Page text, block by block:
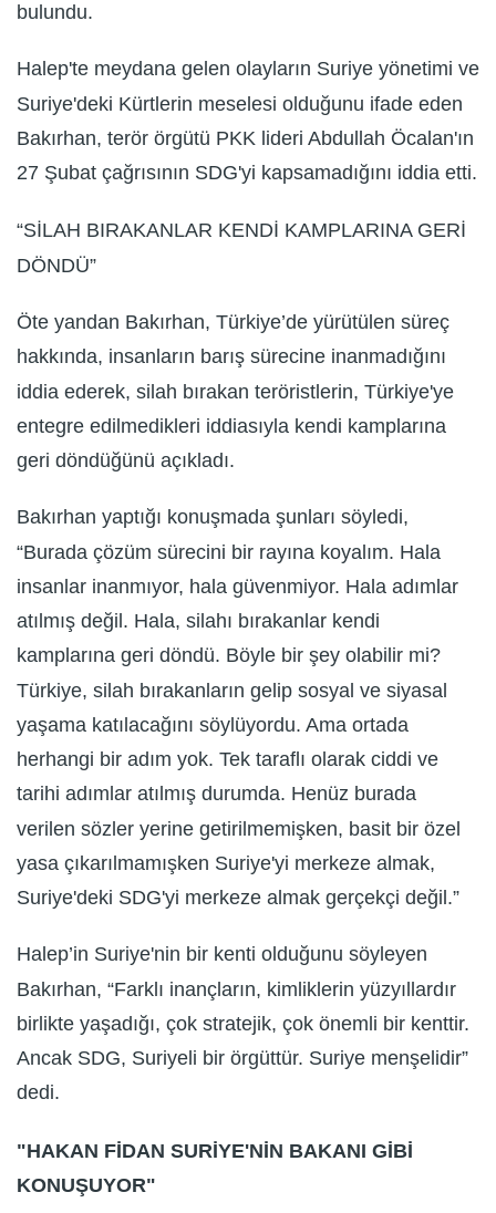
bulundu.
Halep'te meydana gelen olayların Suriye yönetimi ve
Suriye'deki Kürtlerin meselesi olduğunu ifade eden
Bakırhan, terör örgütü PKK lideri Abdullah Öcalan'ın
27 Şubat çağrısının SDG'yi kapsamadığını iddia etti.
“SİLAH BIRAKANLAR KENDİ KAMPLARINA GERİ
DÖNDÜ”
Öte yandan Bakırhan, Türkiye’de yürütülen süreç
hakkında, insanların barış sürecine inanmadığını
iddia ederek, silah bırakan teröristlerin, Türkiye'ye
entegre edilmedikleri iddiasıyla kendi kamplarına
geri döndüğünü açıkladı.
Bakırhan yaptığı konuşmada şunları söyledi,
“Burada çözüm sürecini bir rayına koyalım. Hala
insanlar inanmıyor, hala güvenmiyor. Hala adımlar
atılmış değil. Hala, silahı bırakanlar kendi
kamplarına geri döndü. Böyle bir şey olabilir mi?
Türkiye, silah bırakanların gelip sosyal ve siyasal
yaşama katılacağını söylüyordu. Ama ortada
herhangi bir adım yok. Tek taraflı olarak ciddi ve
tarihi adımlar atılmış durumda. Henüz burada
verilen sözler yerine getirilmemişken, basit bir özel
yasa çıkarılmamışken Suriye'yi merkeze almak,
Suriye'deki SDG'yi merkeze almak gerçekçi değil.”
Halep’in Suriye'nin bir kenti olduğunu söyleyen
Bakırhan, “Farklı inançların, kimliklerin yüzyıllardır
birlikte yaşadığı, çok stratejik, çok önemli bir kenttir.
Ancak SDG, Suriyeli bir örgüttür. Suriye menşelidir”
dedi.
"HAKAN FİDAN SURİYE'NİN BAKANI GİBİ
KONUŞUYOR"